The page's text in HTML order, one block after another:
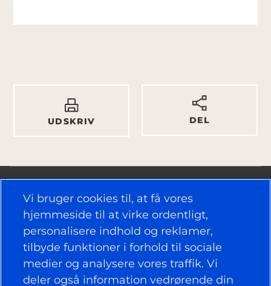
UDSKRIV DEL
NYTTIGE LINKS
DÆK
Vi bruger cookies til, at få vores
hjemmeside til at virke ordentligt,
personalisere indhold og reklamer,
tilbyde funktioner i forhold til sociale
medier og analysere vores traffik. Vi
deler også information vedrørende din